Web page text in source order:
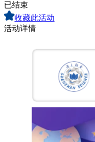
已结束
收藏此活动
活动详情